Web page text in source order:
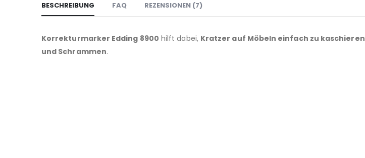
BESCHREIBUNG FAQ REZENSIONEN (7)
Korrekturmarker Edding 8900 hilft dabei, Kratzer auf Möbeln einfach zu kaschieren
und Schrammen.